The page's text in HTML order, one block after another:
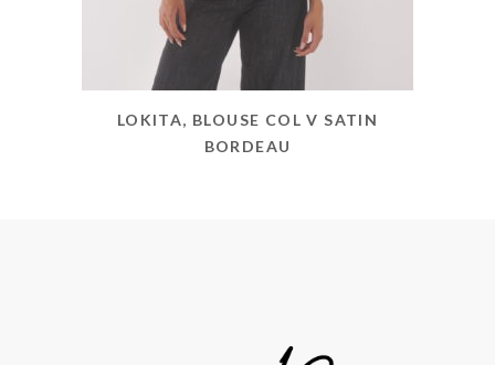
LOKITA, BLOUSE COL V SATIN
BORDEAU